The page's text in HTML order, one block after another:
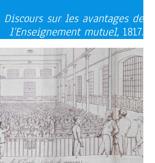
Discours sur les avantages de
l’Enseignement mutuel, 1817.